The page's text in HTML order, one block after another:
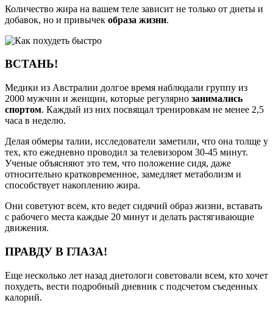
Количество жира на вашем теле зависит не только от диеты и
добавок, но и привычек образа жизни.
ВСТАНЬ!
Медики из Австралии долгое время наблюдали группу из
2000 мужчин и женщин, которые регулярно занимались
спортом. Каждый из них посвящал тренировкам не менее 2,5
часа в неделю.
Делая обмеры талии, исследователи заметили, что она толще у
тех, кто ежедневно проводил за телевизором 30-45 минут.
Ученые объясняют это тем, что положение сидя, даже
относительно кратковременное, замедляет метаболизм и
способствует накоплению жира.
Они советуют всем, кто ведет сидячий образ жизни, вставать
с рабочего места каждые 20 минут и делать растягивающие
движения.
ПРАВДУ В ГЛАЗА!
Еще несколько лет назад диетологи советовали всем, кто хочет
похудеть, вести подробный дневник с подсчетом съеденных
калорий.